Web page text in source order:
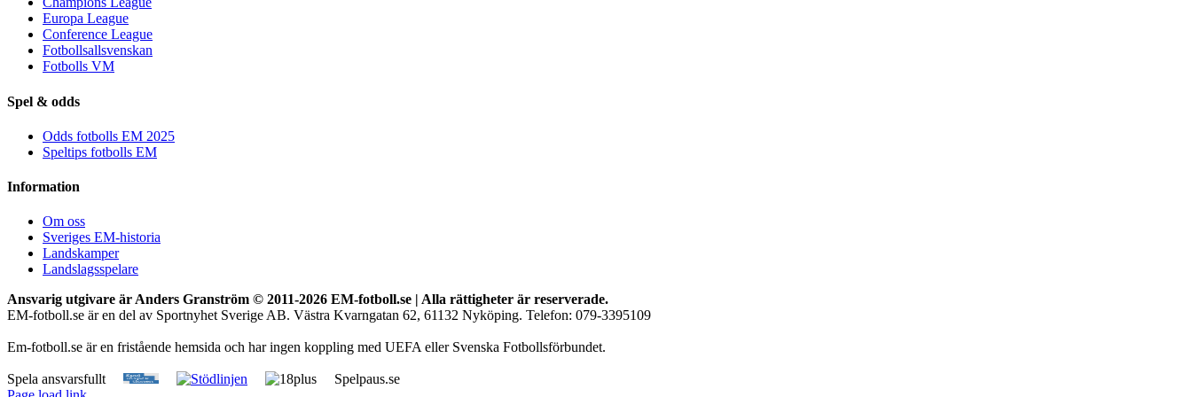
Europa League
Conference League
Fotbollsallsvenskan
Fotbolls VM
Spel & odds
Odds fotbolls EM 2025
Speltips fotbolls EM
Information
Om oss
Sveriges EM-historia
Landskamper
Landslagsspelare
Ansvarig utgivare är Anders Granström © 2011-2026 EM-fotboll.se | Alla rättigheter är reserverade.
EM-fotboll.se är en del av Sportnyhet Sverige AB. Västra Kvarngatan 62, 61132 Nyköping. Telefon: 079-3395109
Em-fotboll.se är en fristående hemsida och har ingen koppling med UEFA eller Svenska Fotbollsförbundet.
Spela ansvarsfullt
Spelpaus.se